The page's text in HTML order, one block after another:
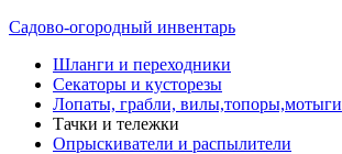
Садово-огородный инвентарь
Шланги и переходники
Секаторы и кусторезы
Лопаты, грабли, вилы,топоры,мотыги
Тачки и тележки
Опрыскиватели и распылители